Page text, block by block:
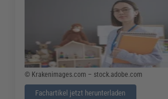
© Krakenimages.com – stock.adobe.com
Fachartikel jetzt herunterladen